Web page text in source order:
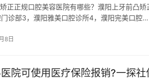
正正规口腔美容医院有哪些？濮阳上牙前凸
诊部3，濮阳雅美口腔诊所4，濮阳完美口腔…
8日
院可使用医疗保险报销?一探